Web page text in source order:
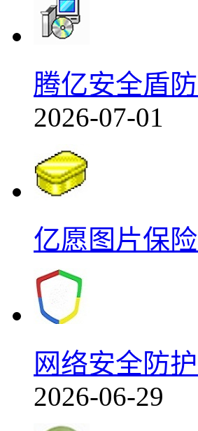
腾亿安全盾
2026-07-01
亿愿图片保
网络安全防
2026-06-29